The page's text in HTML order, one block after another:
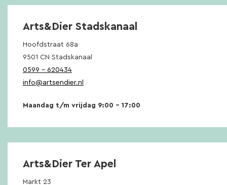
Arts&Dier Stadskanaal
Hoofdstraat 68a
9501 CN Stadskanaal
0599 – 620434
info@artsendier.nl
Maandag t/m vrijdag 9:00 – 17:00
Arts&Dier Ter Apel
Markt 23